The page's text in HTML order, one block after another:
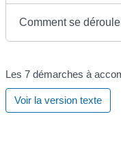
Comment se
Les 7 démarches à
Voir la version texte